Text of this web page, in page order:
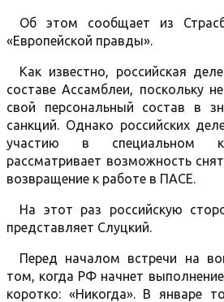
Об этом сообщает из
«Европейской правды».
Как известно, российская
составе Ассамблеи, поскольку
свой персональный состав в
санкций. Однако российских
участию в специальном
рассматривает возможность
возвращение к работе в ПАСЕ.
На этот раз российскую
представляет Слуцкий.
Перед началом встречи на
том, когда РФ начнет
коротко: «Никогда». В январе